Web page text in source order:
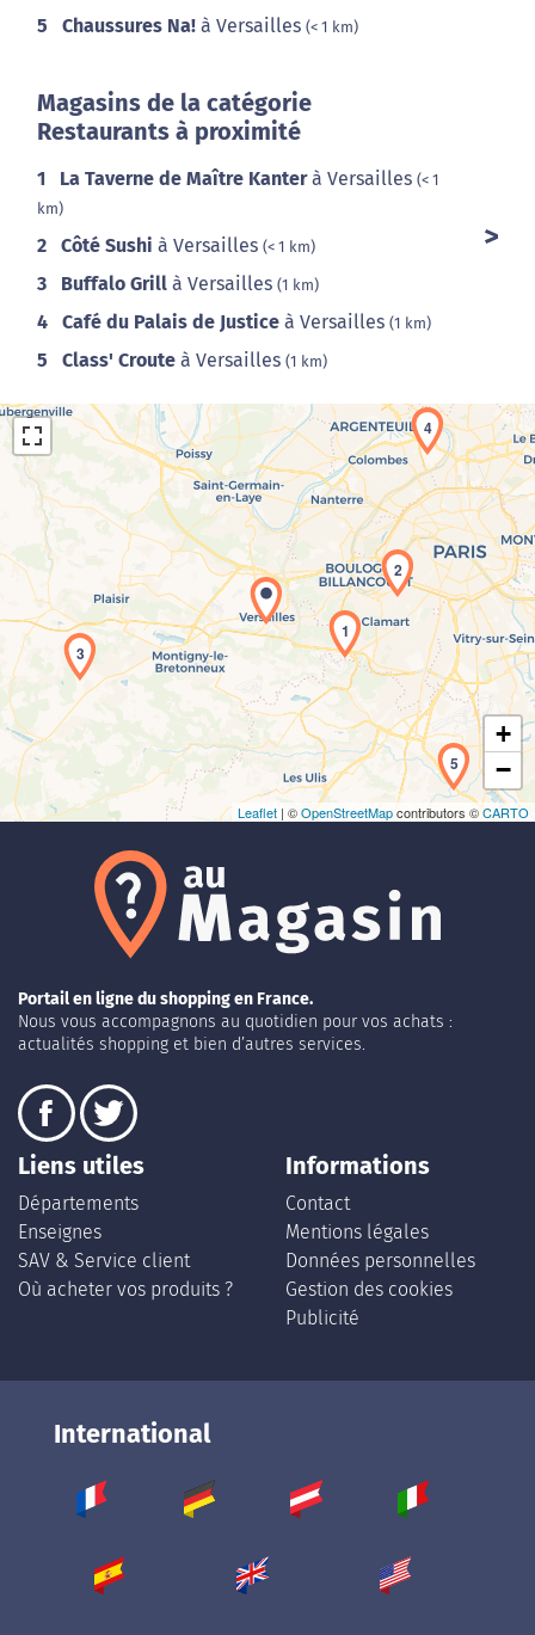
5 Chaussures Na! à Versailles (< 1 km)
Magasins de la catégorie
Restaurants à proximité
1 La Taverne de Maître Kanterà Versailles (< 1
km)
2 Côté Sushi à Versailles (< 1 km)
3 Buffalo Grill à Versailles (1 km)
4 Café du Palais de Justice à Versailles (1 km)
5 Class' Croute à Versailles (1 km)
Chargement de la carte en cours...
1
2
3
4
5
+
−
Leaflet | ©OpenStreetMapcontributors ©CARTO
Portail en ligne du shopping en France.
Nous vous accompagnons au quotidien pour vos achats :
actualités shopping et bien d’autres services.
Liens utiles
Départements
Enseignes
SAV & Service client
Où acheter vos produits ?
Informations
Contact
Mentions légales
Données personnelles
Gestion des cookies
Publicité
International